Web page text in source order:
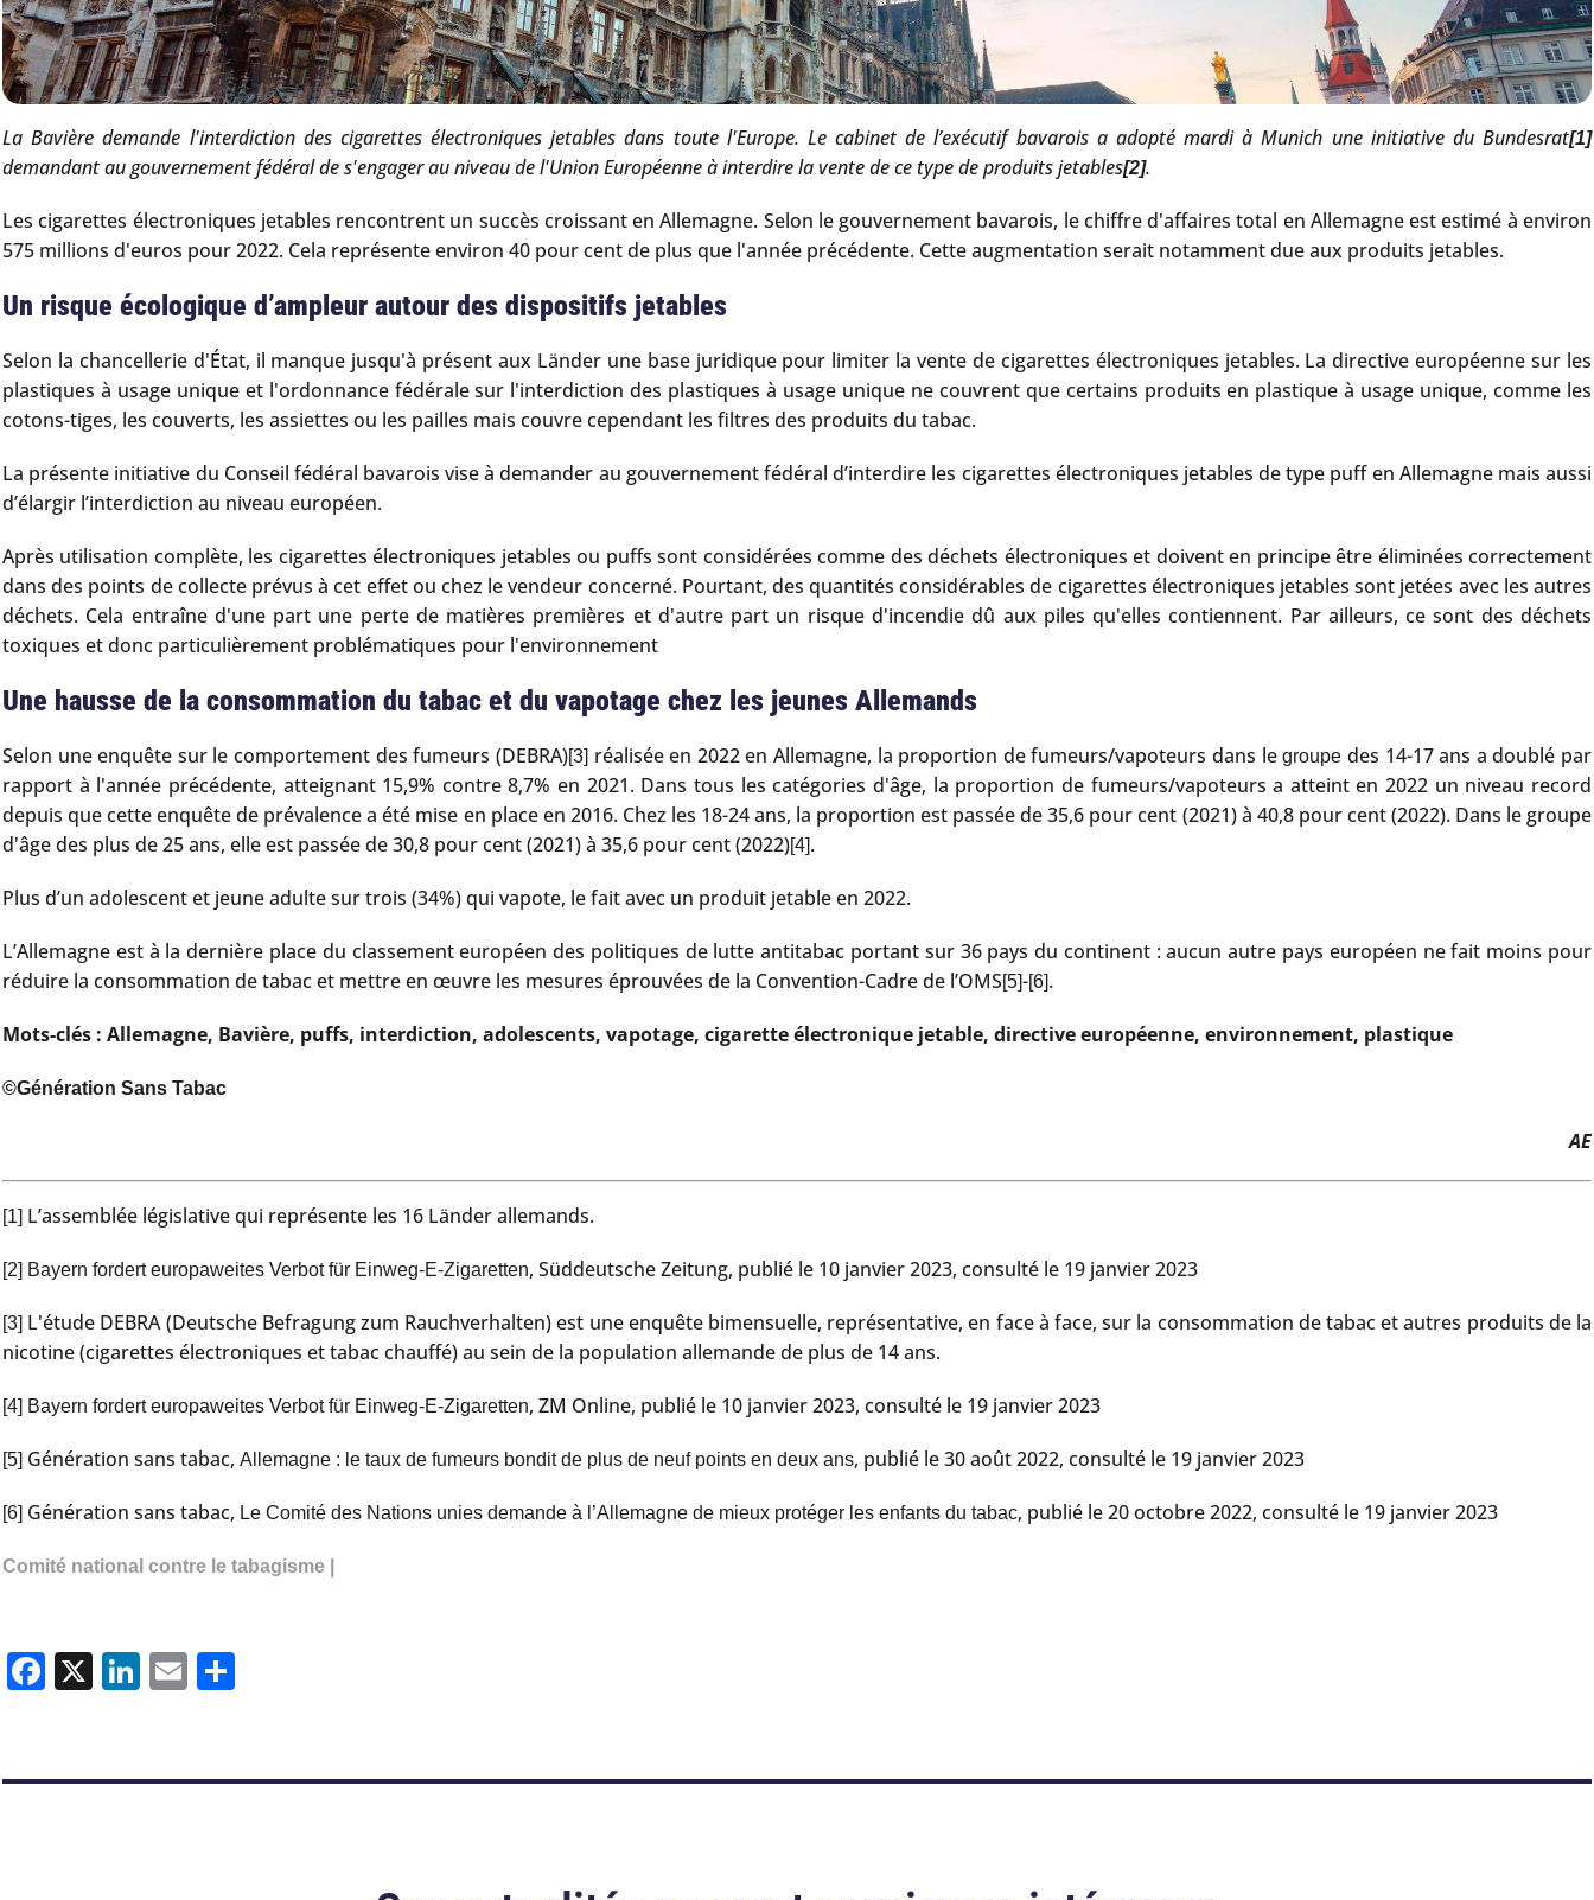
La Bavière demande l'interdiction des cigarettes électroniques jetables dans toute l'Europe. Le cabinet de l’exécutif bavarois a adopté mardi à Munich une initiative du Bundesrat[1]
demandant au gouvernement fédéral de s'engager au niveau de l'Union Européenne à interdire la vente de ce type de produits jetables[2].
Les cigarettes électroniques jetables rencontrent un succès croissant en Allemagne. Selon le gouvernement bavarois, le chiffre d'affaires total en Allemagne est estimé à environ
575 millions d'euros pour 2022. Cela représente environ 40 pour cent de plus que l'année précédente. Cette augmentation serait notamment due aux produits jetables.
Un risque écologique d’ampleur autour des dispositifs jetables
Selon la chancellerie d'État, il manque jusqu'à présent aux Länder une base juridique pour limiter la vente de cigarettes électroniques jetables. La directive européenne sur les
plastiques à usage unique et l'ordonnance fédérale sur l'interdiction des plastiques à usage unique ne couvrent que certains produits en plastique à usage unique, comme les
cotons-tiges, les couverts, les assiettes ou les pailles mais couvre cependant les filtres des produits du tabac.
La présente initiative du Conseil fédéral bavarois vise à demander au gouvernement fédéral d’interdire les cigarettes électroniques jetables de type puff en Allemagne mais aussi
d’élargir l’interdiction au niveau européen.
Après utilisation complète, les cigarettes électroniques jetables ou puffs sont considérées comme des déchets électroniques et doivent en principe être éliminées correctement
dans des points de collecte prévus à cet effet ou chez le vendeur concerné. Pourtant, des quantités considérables de cigarettes électroniques jetables sont jetées avec les autres
déchets. Cela entraîne d'une part une perte de matières premières et d'autre part un risque d'incendie dû aux piles qu'elles contiennent. Par ailleurs, ce sont des déchets
toxiques et donc particulièrement problématiques pour l'environnement
Une hausse de la consommation du tabac et du vapotage chez les jeunes Allemands
Selon une enquête sur le comportement des fumeurs (DEBRA)[3]réalisée en 2022 en Allemagne, la proportion de fumeurs/vapoteurs dans legroupe des 14-17 ans a doublé par
rapport à l'année précédente, atteignant 15,9% contre 8,7% en 2021. Dans tous les catégories d'âge, la proportion de fumeurs/vapoteurs a atteint en 2022 un niveau record
depuis que cette enquête de prévalence a été mise en place en 2016. Chez les 18-24 ans, la proportion est passée de 35,6 pour cent (2021) à 40,8 pour cent (2022). Dans le groupe
d'âge des plus de 25 ans, elle est passée de 30,8 pour cent (2021) à 35,6 pour cent (2022)[4].
Plus d’un adolescent et jeune adulte sur trois (34%) qui vapote, le fait avec un produit jetable en 2022.
L’Allemagne est à la dernière place du classement européen des politiques de lutte antitabac portant sur 36 pays du continent : aucun autre pays européen ne fait moins pour
réduire la consommation de tabac et mettre en œuvre les mesures éprouvées de la Convention-Cadre de l’OMS[5]-[6].
Mots-clés : Allemagne, Bavière, puffs, interdiction, adolescents, vapotage, cigarette électronique jetable, directive européenne, environnement, plastique
©Génération Sans Tabac
AE
[1] L’assemblée législative qui représente les 16 Länder allemands.
[2] Bayern fordert europaweites Verbot für Einweg-E-Zigaretten, Süddeutsche Zeitung, publié le 10 janvier 2023, consulté le 19 janvier 2023
[3] L'étude DEBRA (Deutsche Befragung zum Rauchverhalten) est une enquête bimensuelle, représentative, en face à face, sur la consommation de tabac et autres produits de la
nicotine (cigarettes électroniques et tabac chauffé) au sein de la population allemande de plus de 14 ans.
[4] Bayern fordert europaweites Verbot für Einweg-E-Zigaretten, ZM Online, publié le 10 janvier 2023, consulté le 19 janvier 2023
[5] Génération sans tabac, Allemagne : le taux de fumeurs bondit de plus de neuf points en deux ans, publié le 30 août 2022, consulté le 19 janvier 2023
[6] Génération sans tabac, Le Comité des Nations unies demande à l’Allemagne de mieux protéger les enfants du tabac, publié le 20 octobre 2022, consulté le 19 janvier 2023
Comité national contre le tabagisme |
Facebook
X LinkedIn
Email